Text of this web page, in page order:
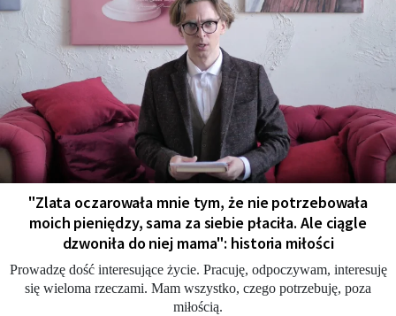
"Zlata oczarowała mnie tym, że nie potrzebowała
moich pieniędzy, sama za siebie płaciła. Ale ciągle
dzwoniła do niej mama": historia miłości
Prowadzę dość interesujące życie. Pracuję, odpoczywam, interesuję
się wieloma rzeczami. Mam wszystko, czego potrzebuję, poza
miłością.